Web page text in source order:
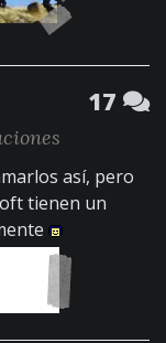
17
así, pero
tienen un